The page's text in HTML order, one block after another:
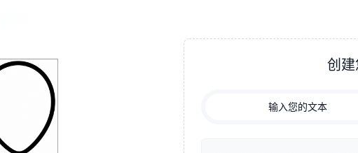
创
输入您的文本